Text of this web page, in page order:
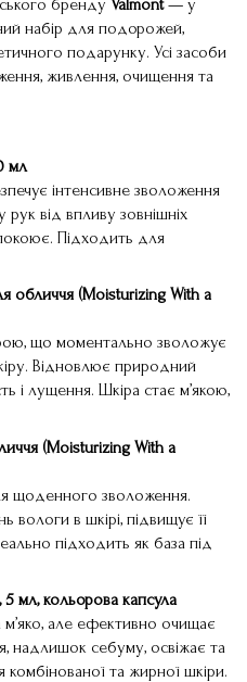
бренду Valmont— у
набір для подорожей,
подарунку. Усі засоби
живлення, очищення та
мл
інтенсивне зволоження
від впливу зовнішніх
Підходить для
обличчя (Moisturizing With a
що моментально зволожує
Відновлює природний
і лущення. Шкіра стає м’якою,
(Moisturizing With a
щоденного зволоження.
вологи в шкірі, підвищує її
підходить як база під
мл, кольорова капсула
але ефективно очищає
надлишок себуму, освіжає та
та жирної шкіри.